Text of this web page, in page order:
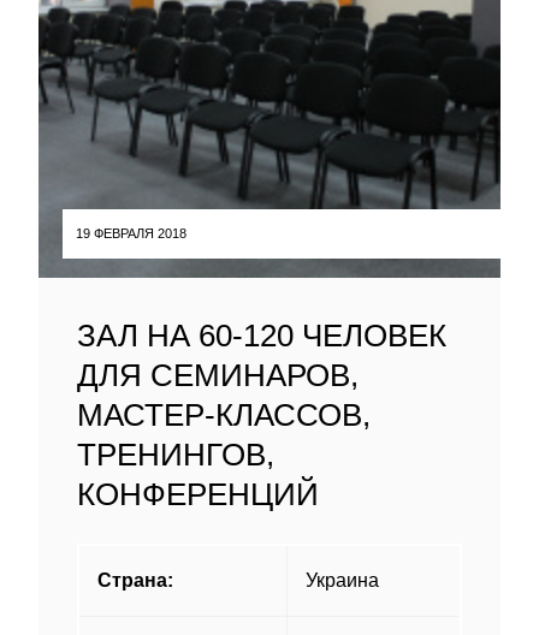
19 ФЕВРАЛЯ 2018
ЗАЛ НА 60-120 ЧЕЛОВЕК
ДЛЯ СЕМИНАРОВ,
МАСТЕР-КЛАССОВ,
ТРЕНИНГОВ,
КОНФЕРЕНЦИЙ
Страна: Украина